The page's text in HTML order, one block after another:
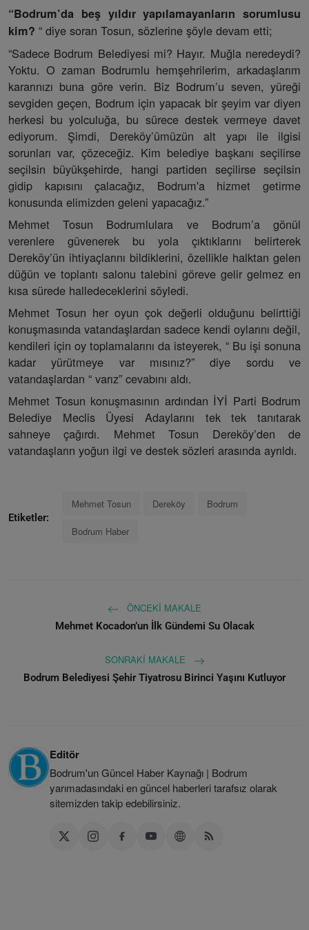
“Bodrum’da beş yıldır yapılamayanların sorumlusu
kim? “ diye soran Tosun, sözlerine şöyle devam etti;
“Sadece Bodrum Belediyesi mi? Hayır. Muğla neredeydi?
Yoktu. O zaman Bodrumlu hemşehrilerim, arkadaşlarım
kararınızı buna göre verin. Biz Bodrum’u seven, yüreği
sevgiden geçen, Bodrum için yapacak bir şeyim var diyen
herkesi bu yolculuğa, bu sürece destek vermeye davet
ediyorum. Şimdi, Dereköy’ümüzün alt yapı ile ilgisi
sorunları var, çözeceğiz. Kim belediye başkanı seçilirse
seçilsin büyükşehirde, hangi partiden seçilirse seçilsin
gidip kapısını çalacağız, Bodrum'a hizmet getirme
konusunda elimizden geleni yapacağız.”
Mehmet Tosun Bodrumlulara ve Bodrum’a gönül
verenlere güvenerek bu yola çıktıklarını belirterek
Dereköy’ün ihtiyaçlarını bildiklerini, özellikle halktan gelen
düğün ve toplantı salonu talebini göreve gelir gelmez en
kısa sürede halledeceklerini söyledi.
Mehmet Tosun her oyun çok değerli olduğunu belirttiği
konuşmasında vatandaşlardan sadece kendi oylarını değil,
kendileri için oy toplamalarını da isteyerek, “ Bu işi sonuna
kadar yürütmeye var mısınız?” diye sordu ve
vatandaşlardan “ varız” cevabını aldı.
Mehmet Tosun konuşmasının ardından İYİ Parti Bodrum
Belediye Meclis Üyesi Adaylarını tek tek tanıtarak
sahneye çağırdı. Mehmet Tosun Dereköy’den de
vatandaşların yoğun ilgi ve destek sözleri arasında ayrıldı.
Etiketler:
Mehmet Tosun Dereköy Bodrum
Bodrum Haber
ÖNCEKI MAKALE
Mehmet Kocadon’un İlk Gündemi Su Olacak
SONRAKI MAKALE
Bodrum Belediyesi Şehir Tiyatrosu Birinci Yaşını Kutluyor
Editör
Bodrum'un Güncel Haber Kaynağı | Bodrum
yarımadasındaki en güncel haberleri tarafsız olarak
sitemizden takip edebilirsiniz.